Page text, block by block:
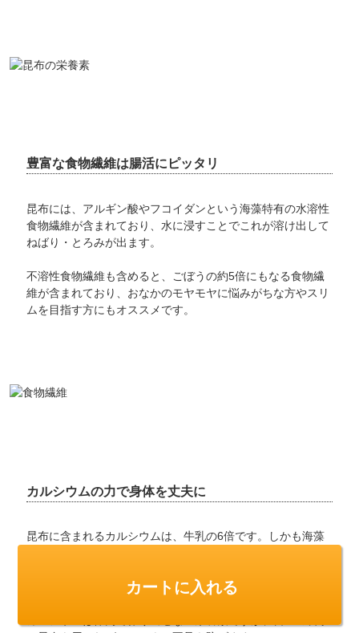
豊富な食物繊維は腸活にピッタリ
昆布には、アルギン酸やフコイダンという海藻特有の水溶性
食物繊維が含まれており、水に浸すことでこれが溶け出して
ねばり・とろみが出ます。
不溶性食物繊維も含めると、ごぼうの約5倍にもなる食物繊
維が含まれており、おなかのモヤモヤに悩みがちな方やスリ
ムを目指す方にもオススメです。
カルシウムの力で身体を丈夫に
昆布に含まれるカルシウムは、牛乳の6倍です。しかも海藻
カートに入れる